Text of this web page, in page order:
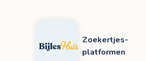
Zoekertjes-
platformen